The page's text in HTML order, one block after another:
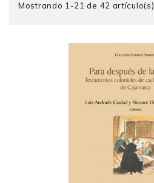
Mostrando 1-21 de 42 artículo(s)